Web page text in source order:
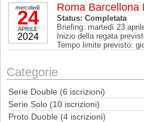
mercoledì
24
APRILE
2024
Roma Barcellona
Status: Completata
Briefing: martedì 23
Inizio della regata
Tempo limite previsto:
Categorie
Serie Double (6 iscrizioni)
Serie Solo (10 iscrizioni)
Proto Duoble (4 iscrizioni)